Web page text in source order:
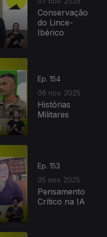
Conservação
do Lince-
Ibérico
Ep. 154
06 nov. 2025
Histórias
Militares
Ep. 153
05 nov. 2025
Pensamento
Crítico na IA